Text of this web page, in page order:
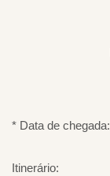
* Data de chegada:
Itinerário: